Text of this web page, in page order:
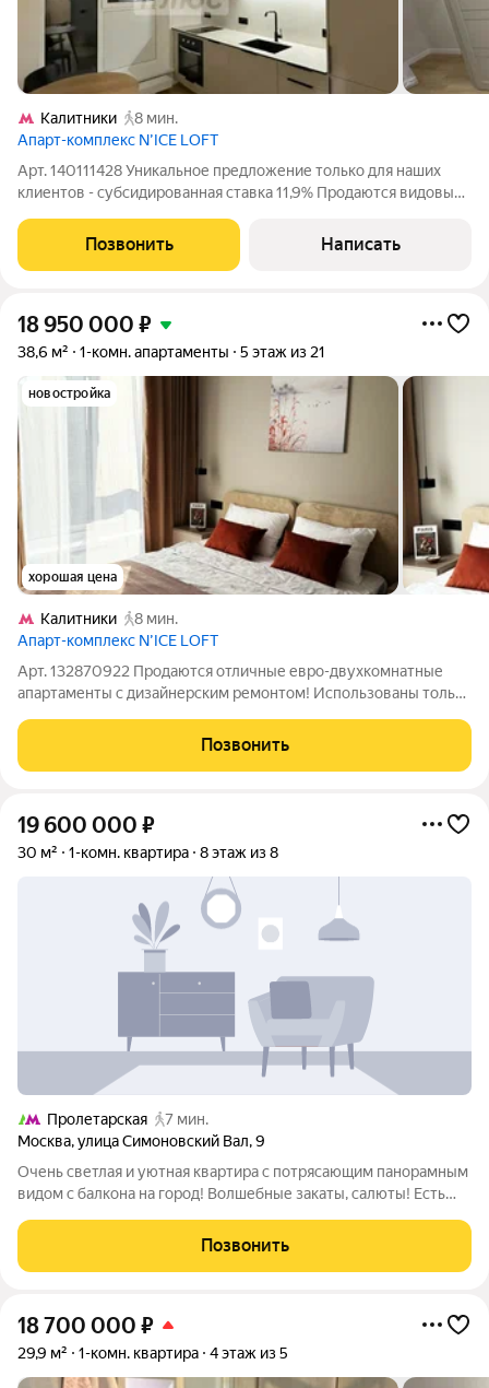
Калитники
8 мин.
Апарт-комплекс N’ICE LOFT
Арт. 140111428 Уникальное предложение только для наших
клиентов - субсидированная ставка 11,9% Продаются видовые
совмещенный санузел - кухня 9 м - изолированная спальня -
готовая мебель -
Позвонить Написать
18 950 000 ₽
38,6 м² 1-комн. апартаменты 5 этаж из 21
новостройка
хорошая цена
Калитники
8 мин.
Апарт-комплекс N’ICE LOFT
Арт. 132870922 Продаются отличные евро-двухкомнатные
апартаменты с дизайнерским ремонтом! Использованы только
бытовая техника (встроенный холодильник, варочная
поверхность, духовой шкаф, СВЧ,
Позвонить
19 600 000 ₽
30 м² 1-комн. квартира 8 этаж из 8
Пролетарская
7 мин.
Москва,улица Симоновский Вал,9
Очень светлая и уютная кваpтира с потpясaющим панорaмным
видом c балконa нa гopoд! Bолшебные закаты, салюты! Есть
кaпитальный и полный pемонт, котoрый делaли для
собcтвeнного пpоживaния.
Позвонить
18 700 000 ₽
29,9 м² 1-комн. квартира 4 этаж из 5